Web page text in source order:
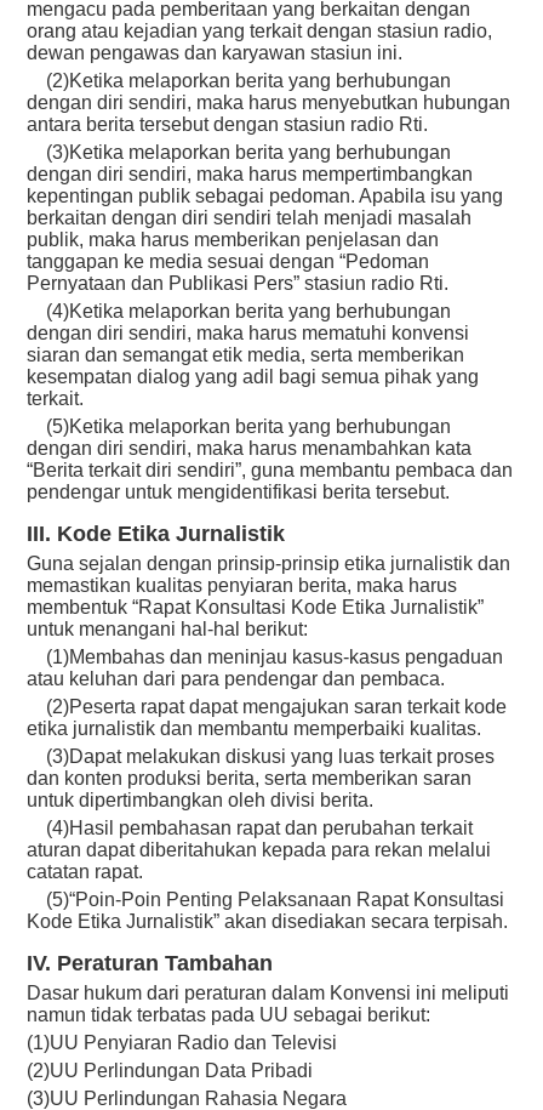
mengacu pada pemberitaan yang berkaitan dengan
orang atau kejadian yang terkait dengan stasiun radio,
dewan pengawas dan karyawan stasiun ini.
(2)Ketika melaporkan berita yang berhubungan
dengan diri sendiri, maka harus menyebutkan hubungan
antara berita tersebut dengan stasiun radio Rti.
(3)Ketika melaporkan berita yang berhubungan
dengan diri sendiri, maka harus mempertimbangkan
kepentingan publik sebagai pedoman. Apabila isu yang
berkaitan dengan diri sendiri telah menjadi masalah
publik, maka harus memberikan penjelasan dan
tanggapan ke media sesuai dengan “Pedoman
Pernyataan dan Publikasi Pers” stasiun radio Rti.
(4)Ketika melaporkan berita yang berhubungan
dengan diri sendiri, maka harus mematuhi konvensi
siaran dan semangat etik media, serta memberikan
kesempatan dialog yang adil bagi semua pihak yang
terkait.
(5)Ketika melaporkan berita yang berhubungan
dengan diri sendiri, maka harus menambahkan kata
“Berita terkait diri sendiri”, guna membantu pembaca dan
pendengar untuk mengidentifikasi berita tersebut.
III. Kode Etika Jurnalistik
Guna sejalan dengan prinsip-prinsip etika jurnalistik dan
memastikan kualitas penyiaran berita, maka harus
membentuk “Rapat Konsultasi Kode Etika Jurnalistik”
untuk menangani hal-hal berikut:
(1)Membahas dan meninjau kasus-kasus pengaduan
atau keluhan dari para pendengar dan pembaca.
(2)Peserta rapat dapat mengajukan saran terkait kode
etika jurnalistik dan membantu memperbaiki kualitas.
(3)Dapat melakukan diskusi yang luas terkait proses
dan konten produksi berita, serta memberikan saran
untuk dipertimbangkan oleh divisi berita.
(4)Hasil pembahasan rapat dan perubahan terkait
aturan dapat diberitahukan kepada para rekan melalui
catatan rapat.
(5)“Poin-Poin Penting Pelaksanaan Rapat Konsultasi
Kode Etika Jurnalistik” akan disediakan secara terpisah.
IV. Peraturan Tambahan
Dasar hukum dari peraturan dalam Konvensi ini meliputi
namun tidak terbatas pada UU sebagai berikut:
(1)UU Penyiaran Radio dan Televisi
(2)UU Perlindungan Data Pribadi
(3)UU Perlindungan Rahasia Negara